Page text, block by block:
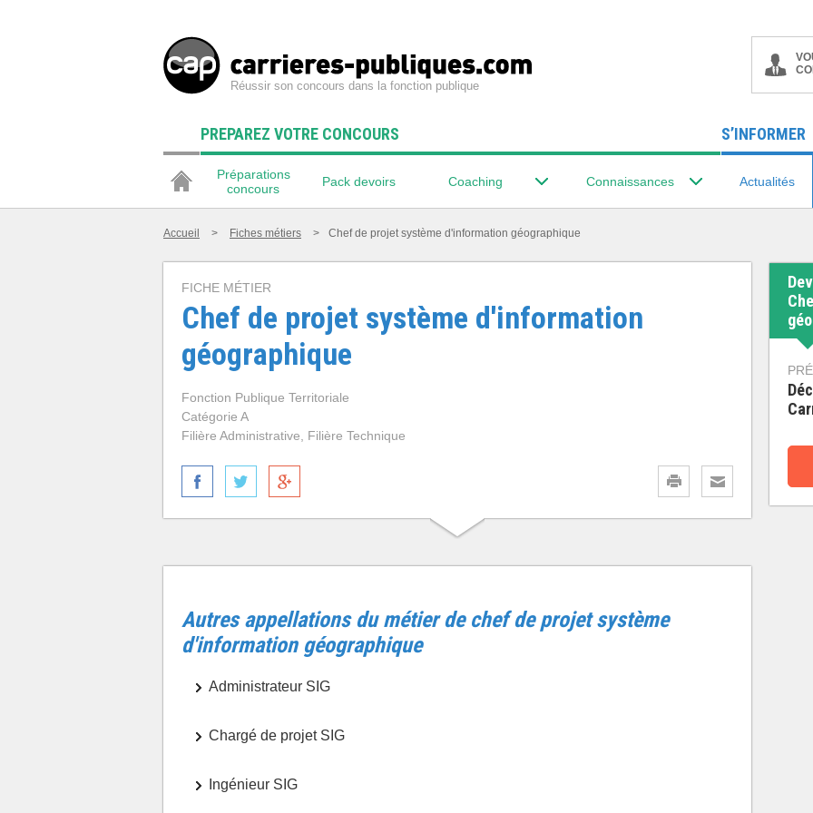
Réussir son concours dans la fonction publique
PREPAREZ VOTRE CONCOURS
Préparations
concours
Pack devoirs Coaching Connaissances
S’INFORMER
Actualités
Accueil > Fiches métiers > Chef de projet système d'information géographique
FICHE MÉTIER
Chef de projet système d'information
géographique
Fonction Publique Territoriale
Catégorie A
Filière Administrative, Filière Technique
Autres appellations du métier de chef de projet système
d'information géographique
Administrateur SIG
Chargé de projet SIG
Ingénieur SIG